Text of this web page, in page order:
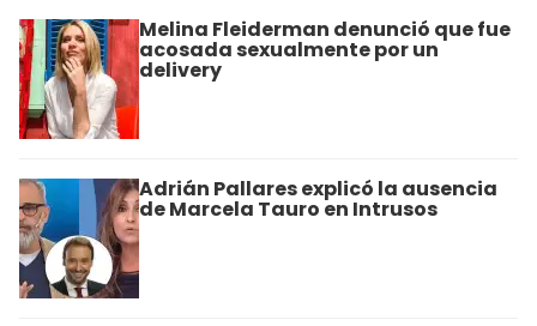
Melina Fleiderman denunció que fue
acosada sexualmente por un
delivery
Adrián Pallares explicó la ausencia
de Marcela Tauro en Intrusos